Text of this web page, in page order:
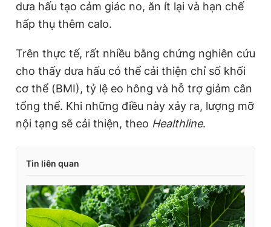
dưa hấu tạo cảm giác no, ăn ít lại và hạn chế
hấp thụ thêm calo.
Trên thực tế, rất nhiều bằng chứng nghiên cứu
cho thấy dưa hấu có thể cải thiện chỉ số khối
cơ thể (BMI), tỷ lệ eo hông và hỗ trợ giảm cân
tổng thể. Khi những điều này xảy ra, lượng mỡ
nội tạng sẽ cải thiện, theo Healthline.
Tin liên quan